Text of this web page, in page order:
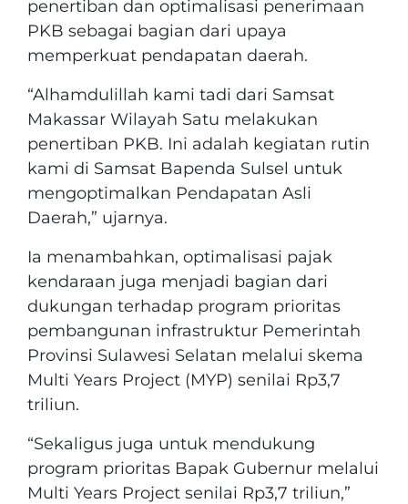
penertiban dan optimalisasi penerimaan
PKB sebagai bagian dari upaya
memperkuat pendapatan daerah.
“Alhamdulillah kami tadi dari Samsat
Makassar Wilayah Satu melakukan
penertiban PKB. Ini adalah kegiatan rutin
kami di Samsat Bapenda Sulsel untuk
mengoptimalkan Pendapatan Asli
Daerah,” ujarnya.
Ia menambahkan, optimalisasi pajak
kendaraan juga menjadi bagian dari
dukungan terhadap program prioritas
pembangunan infrastruktur Pemerintah
Provinsi Sulawesi Selatan melalui skema
Multi Years Project (MYP) senilai Rp3,7
triliun.
“Sekaligus juga untuk mendukung
program prioritas Bapak Gubernur melalui
Multi Years Project senilai Rp3,7 triliun,”